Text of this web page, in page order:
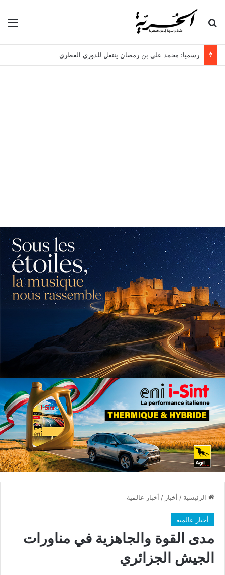
بحث عن
رسميا: محمد علي بن رمضان ينتقل للدوري القطري
الرئيسية / أخبار / أخبار عالمية
أخبار عالمية
مدى القوة والجاهزية في مناورات
الجيش الجزائري